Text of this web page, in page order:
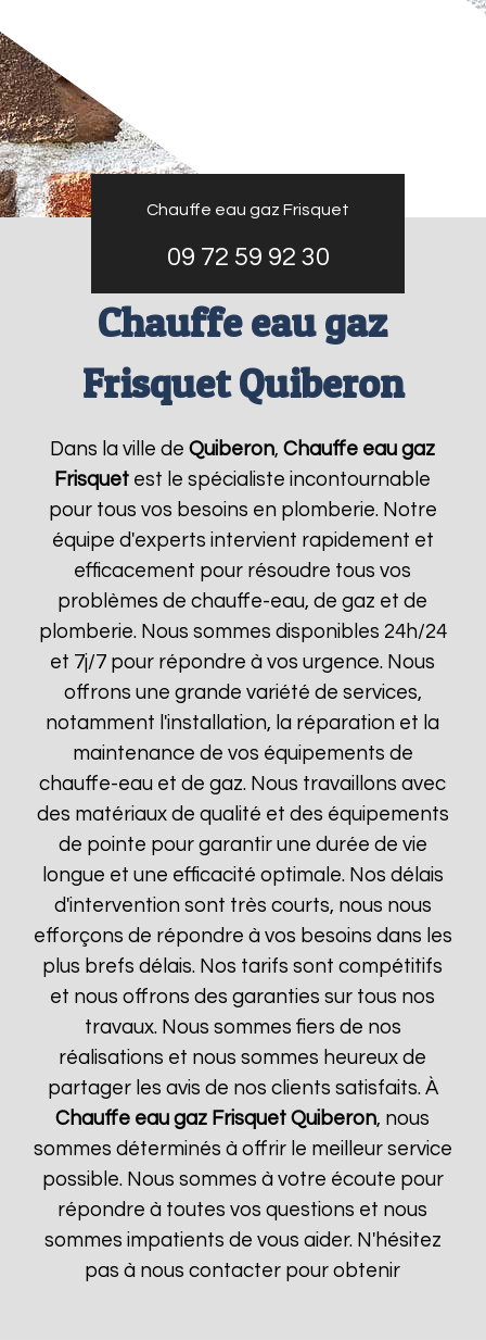
Chauffe eau gaz Frisquet
09 72 59 92 30
Chauffe eau gaz
Frisquet Quiberon
Dans la ville deQuiberon,Chauffe eau gaz
Frisquet est le spécialiste incontournable
pour tous vos besoins en plomberie. Notre
équipe d'experts intervient rapidement et
efficacement pour résoudre tous vos
problèmes de chauffe-eau, de gaz et de
plomberie. Nous sommes disponibles 24h/24
et 7j/7 pour répondre à vos urgence. Nous
offrons une grande variété de services,
notamment l'installation, la réparation et la
maintenance de vos équipements de
chauffe-eau et de gaz. Nous travaillons avec
des matériaux de qualité et des équipements
de pointe pour garantir une durée de vie
longue et une efficacité optimale. Nos délais
d'intervention sont très courts, nous nous
efforçons de répondre à vos besoins dans les
plus brefs délais. Nos tarifs sont compétitifs
et nous offrons des garanties sur tous nos
travaux. Nous sommes fiers de nos
réalisations et nous sommes heureux de
partager les avis de nos clients satisfaits. À
Chauffe eau gaz Frisquet Quiberon, nous
sommes déterminés à offrir le meilleur service
possible. Nous sommes à votre écoute pour
répondre à toutes vos questions et nous
sommes impatients de vous aider. N'hésitez
pas à nous contacter pour obtenir